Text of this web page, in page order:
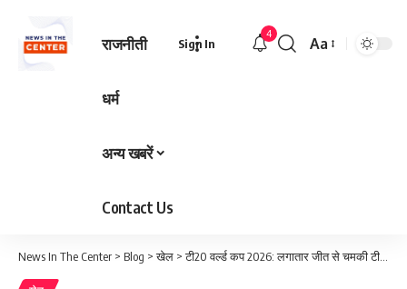
राजनीती
धर्म
अन्य खबरें
Contact Us
Sign In
4
Font
Aa
News In The Center > Blog >खेल >टी20 वर्ल्ड कप 2026: लगातार जीत से चमकी टीम इंडिया, ग्रुप स्टेज में क्लीन स्वीप कर सुपर-8 में बनाई मजबूत जगह